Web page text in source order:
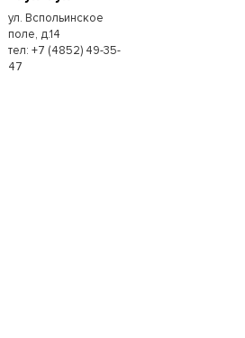
ул. Вспольинское
поле, д.14
тел: +7 (4852) 49-35-
47